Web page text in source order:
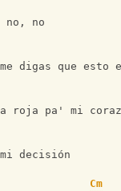
no, no
digas que esto
roja pa' mi
decisión
Cm